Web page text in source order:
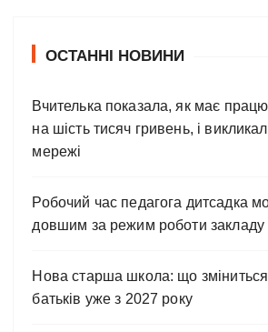
ОСТАННІ НОВИНИ
Вчителька показала, як має
на шість тисяч гривень, і
мережі
Робочий час педагога дитсадка
довшим за режим роботи закладу
Нова старша школа: що зміниться
батьків уже з 2027 року